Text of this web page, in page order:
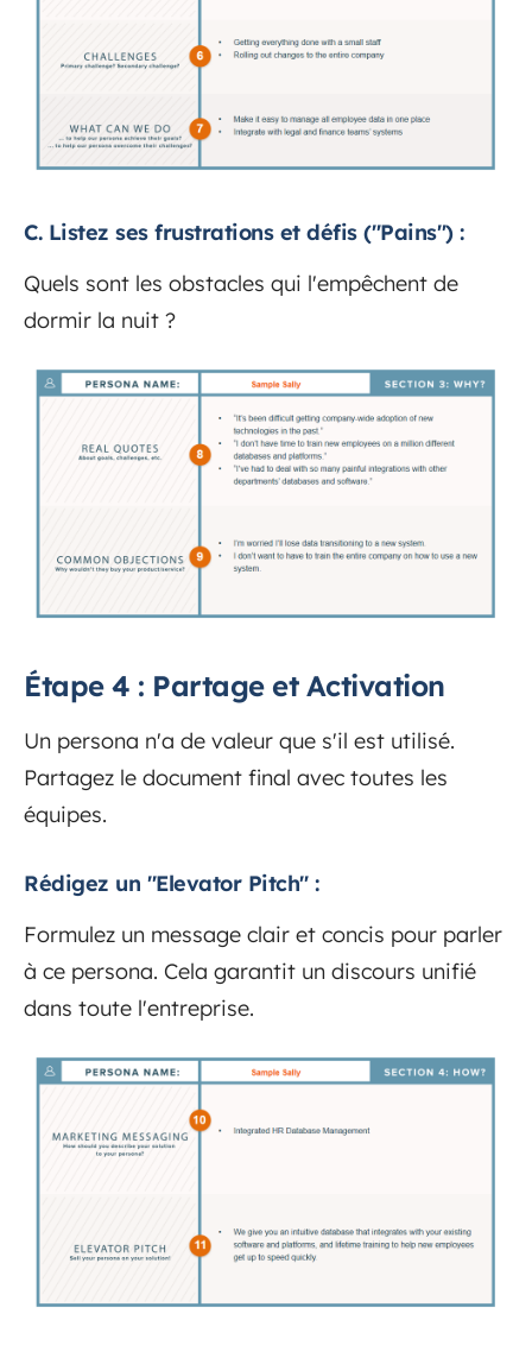
C. Listez ses frustrations et défis ("Pains") :
Quels sont les obstacles qui l'empêchent de
dormir la nuit ?
Étape 4 : Partage et Activation
Un persona n'a de valeur que s'il est utilisé.
Partagez le document final avec toutes les
équipes.
Rédigez un "Elevator Pitch" :
Formulez un message clair et concis pour parler
à ce persona. Cela garantit un discours unifié
dans toute l'entreprise.